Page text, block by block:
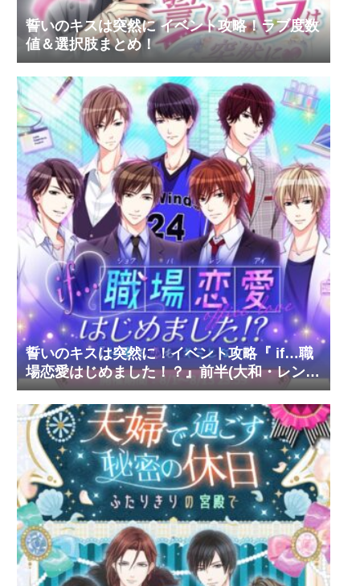
誓いのキスは突然に イベント攻略！ラブ度数
値＆選択肢まとめ！
誓いのキスは突然に！イベント攻略『 if…職
場恋愛はじめました！？』前半(大和・レン・
環・蒼太)